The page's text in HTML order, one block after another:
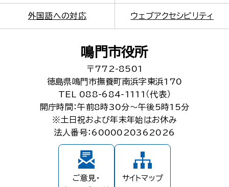
外国語への対応 ウェブアクセシビリティ
鳴門市役所
〒772-8501
徳島県鳴門市撫養町南浜字東浜170
TEL 088-684-1111（代表）
開庁時間：午前8時30分～午後5時15分
※土日祝および年末年始はお休み
法人番号：6000020362026
ご意見・
サイトマップ